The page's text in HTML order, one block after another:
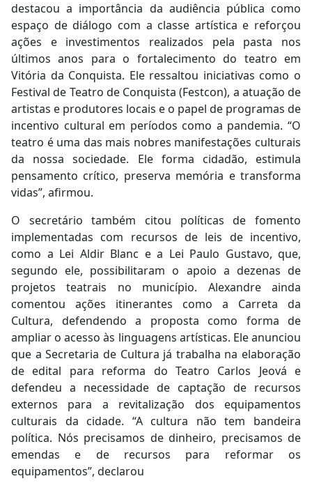
destacou a importância da audiência pública como
espaço de diálogo com a classe artística e reforçou
ações e investimentos realizados pela pasta nos
últimos anos para o fortalecimento do teatro em
Vitória da Conquista. Ele ressaltou iniciativas como o
Festival de Teatro de Conquista (Festcon), a atuação de
artistas e produtores locais e o papel de programas de
incentivo cultural em períodos como a pandemia. “O
teatro é uma das mais nobres manifestações culturais
da nossa sociedade. Ele forma cidadão, estimula
pensamento crítico, preserva memória e transforma
vidas”, afirmou.
O secretário também citou políticas de fomento
implementadas com recursos de leis de incentivo,
como a Lei Aldir Blanc e a Lei Paulo Gustavo, que,
segundo ele, possibilitaram o apoio a dezenas de
projetos teatrais no município. Alexandre ainda
comentou ações itinerantes como a Carreta da
Cultura, defendendo a proposta como forma de
ampliar o acesso às linguagens artísticas. Ele anunciou
que a Secretaria de Cultura já trabalha na elaboração
de edital para reforma do Teatro Carlos Jeová e
defendeu a necessidade de captação de recursos
externos para a revitalização dos equipamentos
culturais da cidade. “A cultura não tem bandeira
política. Nós precisamos de dinheiro, precisamos de
emendas e de recursos para reformar os
equipamentos”, declarou